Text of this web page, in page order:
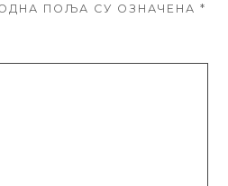
ПОЉА СУ ОЗНАЧЕНА *